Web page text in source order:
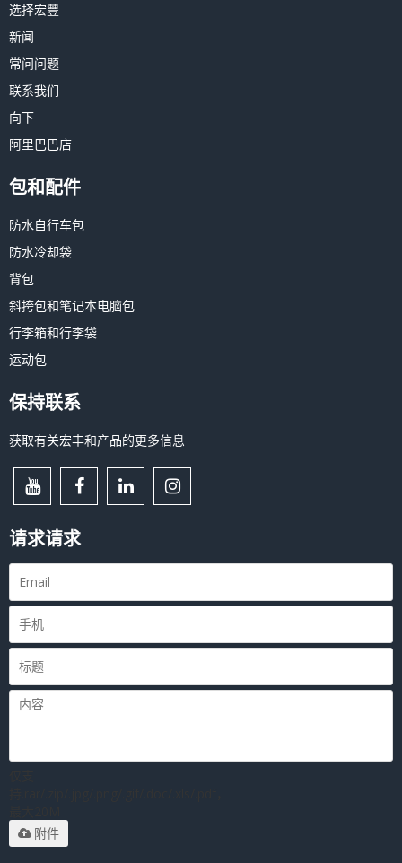
选择宏豐
新闻
常问问题
联系我们
向下
阿里巴巴店
包和配件
防水自行车包
防水冷却袋
背包
斜挎包和笔记本电脑包
行李箱和行李袋
运动包
保持联系
获取有关宏丰和产品的更多信息
请求请求
附件